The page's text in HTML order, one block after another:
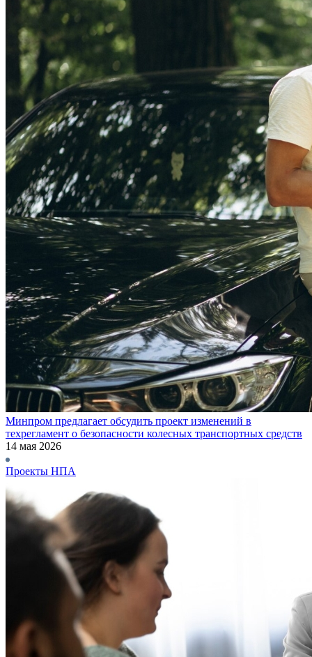
Минпром предлагает обсудить проект изменений в
техрегламент о безопасности колесных транспортных средств
14 мая 2026
Проекты НПА